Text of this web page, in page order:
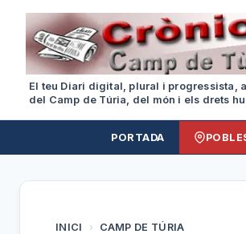
El teu Diari digital, plural i progressista,
del Camp de Túria, del món i els drets
PORTADA
INICI › CAMP DE TÚRIA